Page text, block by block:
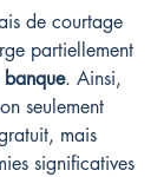
de courtage
partiellement
banque. Ainsi,
seulement
mais
significatives